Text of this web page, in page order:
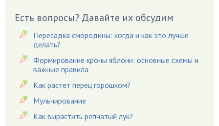
Виноград
Вишня
Вредители
Гардения
Гацания
Гвоздики
Георгины
Герань
Есть вопросы? Давайте их обсудим
Пересадка смородины: когда и как это лучше
делать?
Формирование кроны яблони: основные схемы и
важные правила
Как растет перец горошком?
Мульчирование
Как вырастить репчатый лук?